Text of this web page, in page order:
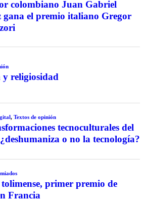
colombiano Juan Gabriel
gana el premio italiano Gregor
y religiosidad
, Textos de opinión
tecnoculturales del
o no la tecnología?
primer premio de
Francia